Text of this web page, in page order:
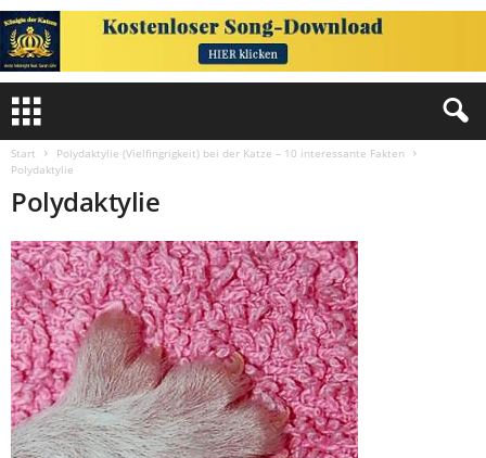
Start
Polydaktylie (Vielfingrigkeit) bei der Katze – 10 interessante Fakten
Polydaktylie
Polydaktylie